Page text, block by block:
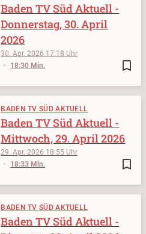
bookmark_border
30. Apr. 2026 17:18
18:30 Min.
Baden TV Süd Aktuell -
Donnerstag, 30. April
2026
BADEN TV SÜD AKTUELL
bookmark_border
29. Apr. 2026 18:55
18:33 Min.
Baden TV Süd Aktuell -
Mittwoch, 29. April 2026
BADEN TV SÜD AKTUELL
Baden TV Süd Aktuell -